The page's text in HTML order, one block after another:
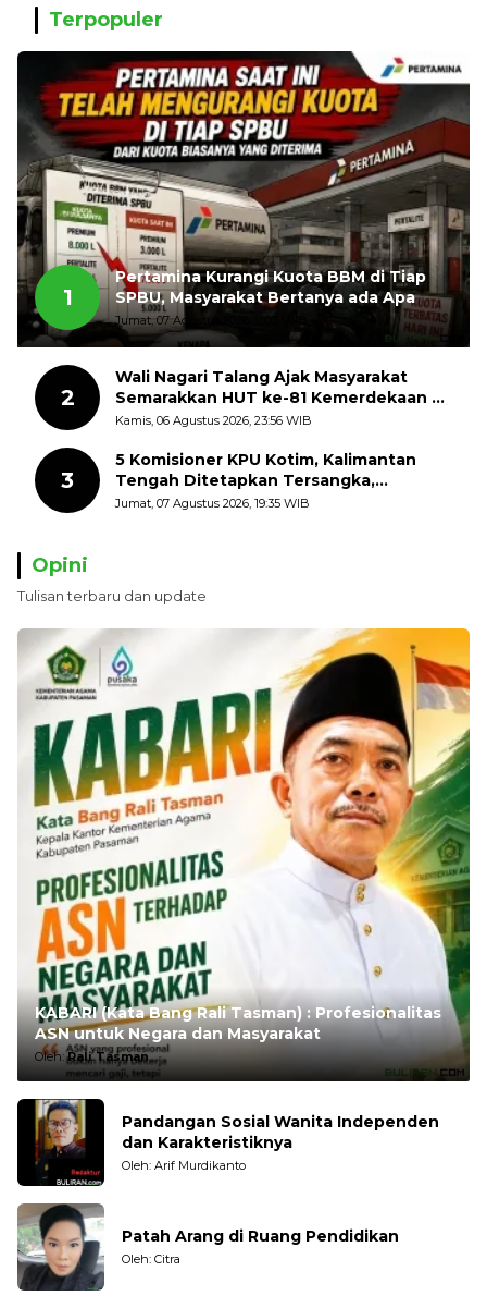
Terpopuler
1
Pertamina Kurangi Kuota BBM di Tiap
SPBU, Masyarakat Bertanya ada Apa
Jumat, 07 Agustus 2026, 11:03 WIB
2
Wali Nagari Talang Ajak Masyarakat
Semarakkan HUT ke-81 Kemerdekaan RI
dengan Mengibarkan Bendera Merah
Kamis, 06 Agustus 2026, 23:56 WIB
3
5 Komisioner KPU Kotim, Kalimantan
Tengah Ditetapkan Tersangka,
Kerugian Negara ditaksir 10 Milyard
Jumat, 07 Agustus 2026, 19:35 WIB
Opini
Tulisan terbaru dan update
KABARI (Kata Bang Rali Tasman) : Profesionalitas
ASN untuk Negara dan Masyarakat
Oleh:Rali Tasman
Pandangan Sosial Wanita Independen
dan Karakteristiknya
Oleh: Arif Murdikanto
Patah Arang di Ruang Pendidikan
Oleh: Citra